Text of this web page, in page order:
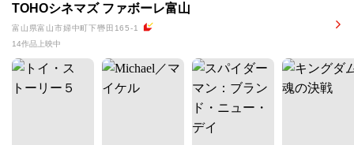
TOHOシネマズ ファボーレ富山
富山県富山市婦中町下轡田165-1
14作品上映中